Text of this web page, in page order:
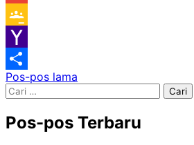
Gmail
Google
Classroom
Yahoo
Mail
Share
Navigasi
pos
Pos-pos lama
Cari
Pos-pos Terbaru